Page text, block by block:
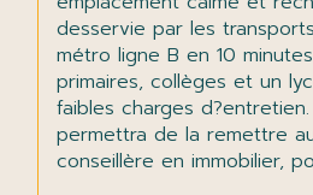
desservie par les
métro ligne B en 10
primaires, collèges et un
faibles charges
permettra de la remettre
conseillère en immobilier,